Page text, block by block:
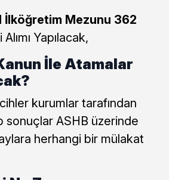
İlköğretim Mezunu 362
Yapılacak,
İle Atamalar
kurumlar tarafından
sonuçlar ASHB üzerinde
herhangi bir mülakat